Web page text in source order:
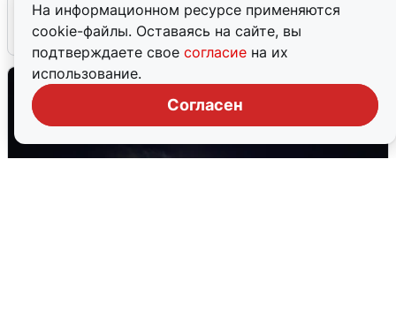
На информационном ресурсе применяются
cookie-файлы. Оставаясь на сайте, вы
подтверждаете свое согласие на их
использование.
Согласен
5 августа 0